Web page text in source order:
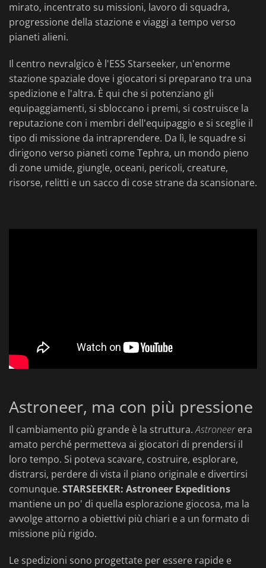
mirato, incentrato su missioni, lavoro di squadra,
progressione della stazione e viaggi a tempo verso
pianeti alieni.
Il centro nevralgico è l'ESS Starseeker, un'enorme
stazione spaziale dove i giocatori si preparano tra una
spedizione e l'altra. È qui che si potenziano gli
equipaggiamenti, si sbloccano i premi, si costruisce la
reputazione con i membri dell'equipaggio e si sceglie il
tipo di missione da intraprendere. Da lì, le squadre si
dirigono verso pianeti come Tephra, un mondo pieno
di zone umide, giungle, oceani, pericoli, creature,
risorse, relitti e un sacco di cose strane da scansionare.
Astroneer, ma con più pressione
Il cambiamento più grande è la struttura.Astroneerera
amato perché permetteva ai giocatori di prendersi il
loro tempo. Si poteva scavare, costruire, esplorare,
distrarsi, perdere di vista il piano originale e divertirsi
comunque. STARSEEKER: Astroneer Expeditions
mantiene un po' di quella esplorazione giocosa, ma la
avvolge attorno a obiettivi più chiari e a un formato di
missione più rigido.
Le spedizioni sono progettate per essere rapide e